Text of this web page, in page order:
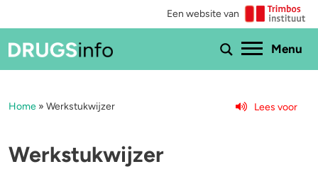
Een website van
Menu
Menu
Bekijk alle drugs
Cannabis
Home » Werkstukwijzer Lees voor
Werkstukwijzer